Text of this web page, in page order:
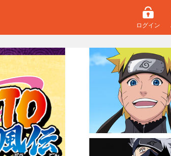
ログイン